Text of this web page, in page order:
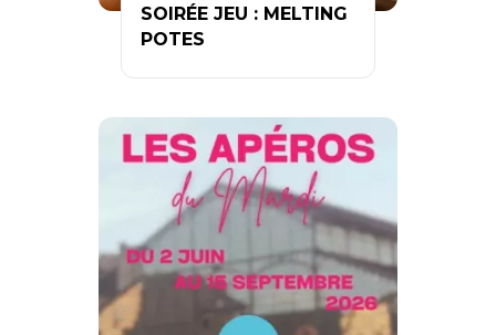
SOIRÉE JEU : MELTING
POTES